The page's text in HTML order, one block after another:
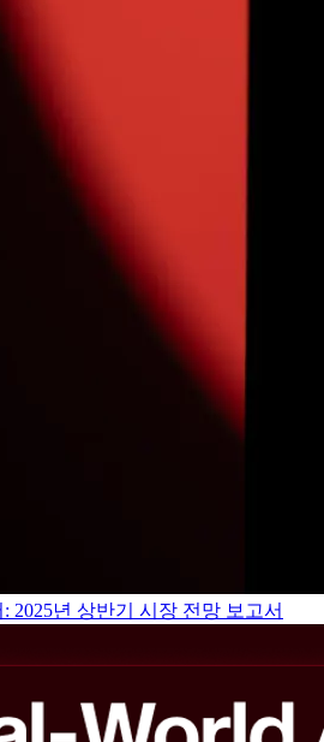
2025년 상반기 시장 전망 보고서